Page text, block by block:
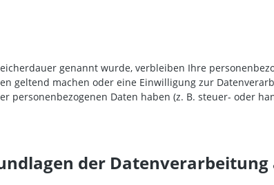
genannt wurde, verbleiben Ihre
geltend machen oder eine Einwilligung zur
personenbezogenen Daten haben (z. B. steuer- oder
der Datenverarbeitung